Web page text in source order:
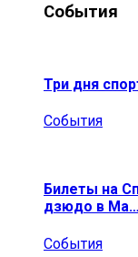
События
Три дня
События
Билеты на
дзюдо в Ма…
События